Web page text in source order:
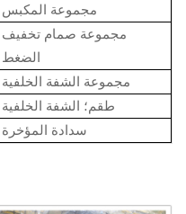
مجموعة المكبس
مجموعة صمام تخفيف
الضغط
مجموعة الشفة الخلفية
طقم؛ الشفة الخلفية
سدادة المؤخرة